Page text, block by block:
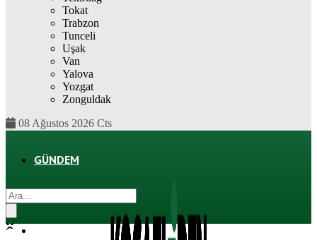
Tokat
Trabzon
Tunceli
Uşak
Van
Yalova
Yozgat
Zonguldak
08 Ağustos 2026 Cts
GÜNDEM